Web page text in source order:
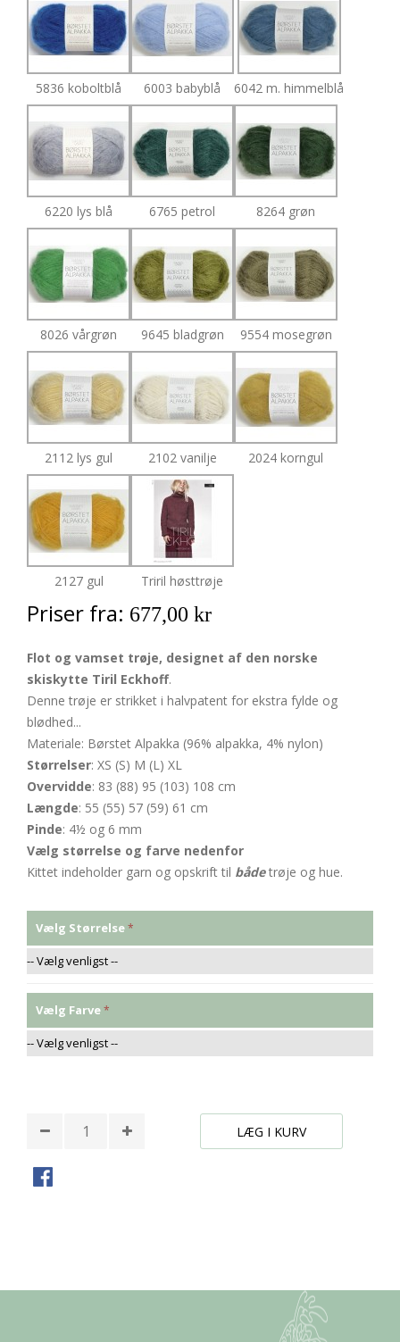
5836 koboltblå 6003 babyblå 6042 m. himmelblå
6220 lys blå 6765 petrol 8264 grøn
8026 vårgrøn 9645 bladgrøn 9554 mosegrøn
2112 lys gul 2102 vanilje 2024 korngul
2127 gul Triril høsttrøje
Priser fra: 677,00 kr
Flot og vamset trøje, designet af den norske
skiskytte Tiril Eckhoff.
Denne trøje er strikket i halvpatent for ekstra fylde og
blødhed...
Materiale: Børstet Alpakka (96% alpakka, 4% nylon)
Størrelser: XS (S) M (L) XL
Overvidde: 83 (88) 95 (103) 108 cm
Længde: 55 (55) 57 (59) 61 cm
Pinde: 4½ og 6 mm
Vælg størrelse og farve nedenfor
Kittet indeholder garn og opskrift til både trøje og hue.
Vælg Størrelse
Vælg Farve
LÆG I KURV